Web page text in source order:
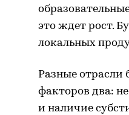
это ждет рост.
локальных
Разные отрасли
факторов два:
и наличие